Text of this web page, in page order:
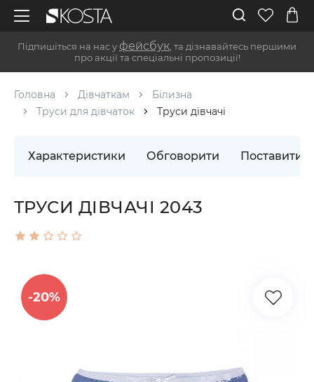
Підпишіться на нас у фейсбук , та дізнавайтесь першими
про акції та спеціальні пропозиції!
Головна Дівчаткам
Білизна
Труси для дівчаток
Труси дівчачі
Характеристики Обговорити Поставити
ТРУСИ ДІВЧАЧІ 2043
-20%